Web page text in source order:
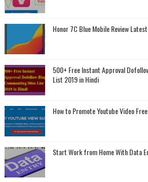
Honor 7C Blue Mobile Review
500+ Free Instant Approval
List 2019 in Hindi
How to Promote Youtube Video
Start Work from Home With Data